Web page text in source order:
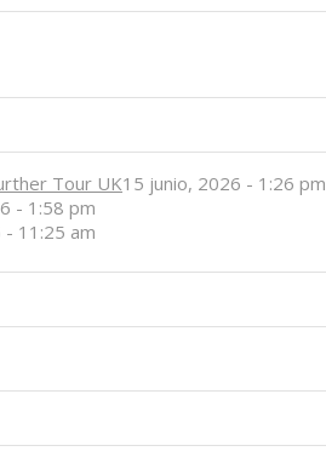
Tour UK15 junio, 2026 - 1:26 pm
- 1:58 pm
- 11:25 am